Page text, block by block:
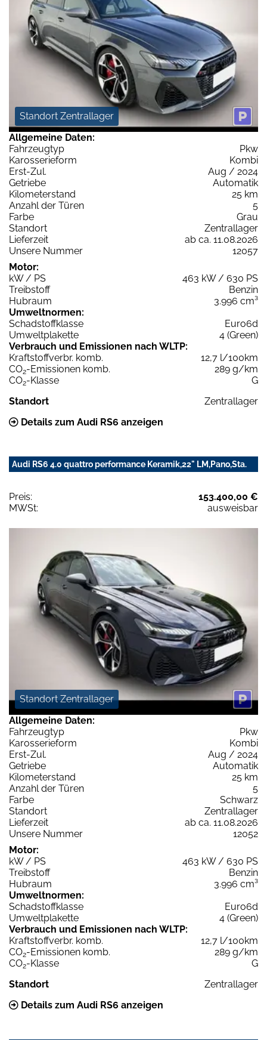
Standort Zentrallager
Allgemeine Daten:
Fahrzeugtyp
Pkw
Karosserieform
Kombi
Erst-Zul.
Aug / 2024
Getriebe
Automatik
Kilometerstand
25 km
Anzahl der Türen
5
Farbe
Grau
Standort
Zentrallager
Lieferzeit
ab ca. 11.08.2026
Unsere Nummer
12057
Motor:
kW / PS
463 kW / 630 PS
Treibstoff
Benzin
Hubraum
3.996 cm³
Umweltnormen:
Schadstoffklasse
Euro6d
Umweltplakette
4 (Green)
Verbrauch und Emissionen nach WLTP:
Kraftstoffverbr. komb.
12,7 l/100km
CO2-Emissionen komb.
289 g/km
CO2-Klasse
G
Standort
Zentrallager
Details zum Audi RS6 anzeigen
Audi RS6 4.0 quattro performance Keramik,22" LM,Pano,Sta.
Preis:
153.400,00 €
MWSt:
ausweisbar
Standort Zentrallager
Allgemeine Daten:
Fahrzeugtyp
Pkw
Karosserieform
Kombi
Erst-Zul.
Aug / 2024
Getriebe
Automatik
Kilometerstand
25 km
Anzahl der Türen
5
Farbe
Schwarz
Standort
Zentrallager
Lieferzeit
ab ca. 11.08.2026
Unsere Nummer
12052
Motor:
kW / PS
463 kW / 630 PS
Treibstoff
Benzin
Hubraum
3.996 cm³
Umweltnormen:
Schadstoffklasse
Euro6d
Umweltplakette
4 (Green)
Verbrauch und Emissionen nach WLTP:
Kraftstoffverbr. komb.
12,7 l/100km
CO2-Emissionen komb.
289 g/km
CO2-Klasse
G
Standort
Zentrallager
Details zum Audi RS6 anzeigen